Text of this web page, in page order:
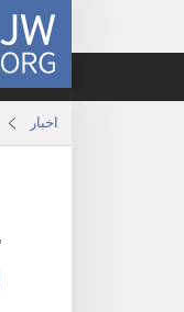
JW.ORG
اخبار
۳